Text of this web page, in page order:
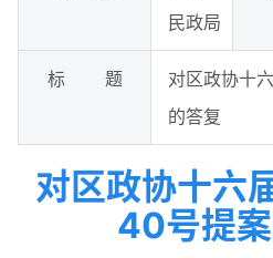
民政局
标 题
对区政协十
的答复
对区政协十六
40号提